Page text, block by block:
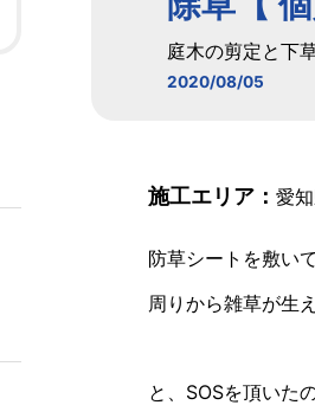
庭木の剪定と下
2020/08/05
施工エリア： 愛
防草シートを敷い
周りから雑草が生
と、SOSを頂いた